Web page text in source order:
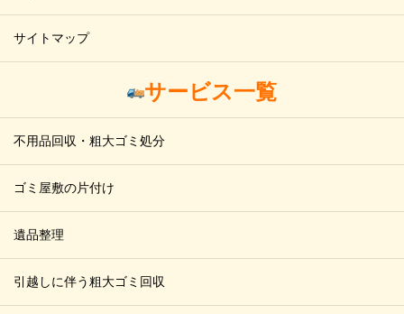
サイトマップ
サービス一覧
不用品回収・粗大ゴミ処分
ゴミ屋敷の片付け
遺品整理
引越しに伴う粗大ゴミ回収